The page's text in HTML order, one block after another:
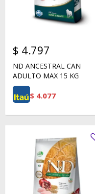
$ 4.797
ND ANCESTRAL CAN
ADULTO MAX 15 KG
$ 4.077